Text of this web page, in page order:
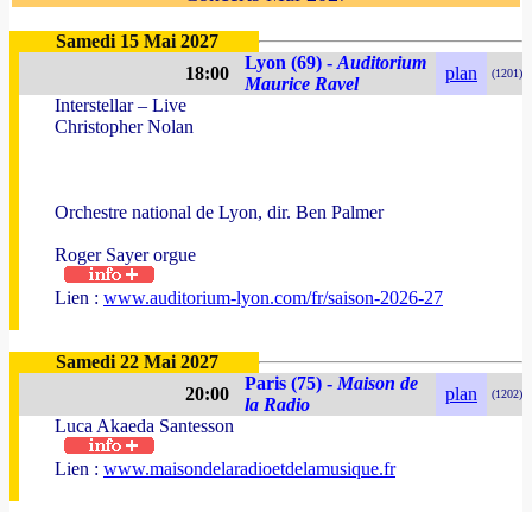
Samedi 15 Mai 2027
18:00
Lyon (69) - Auditorium
Maurice Ravel
plan (1201)
Interstellar – Live
Christopher Nolan
Orchestre national de Lyon, dir. Ben Palmer
Roger Sayer orgue
Lien : www.auditorium-lyon.com/fr/saison-2026-27
Samedi 22 Mai 2027
20:00
Paris (75) - Maison de
la Radio
plan (1202)
Luca Akaeda Santesson
Lien : www.maisondelaradioetdelamusique.fr